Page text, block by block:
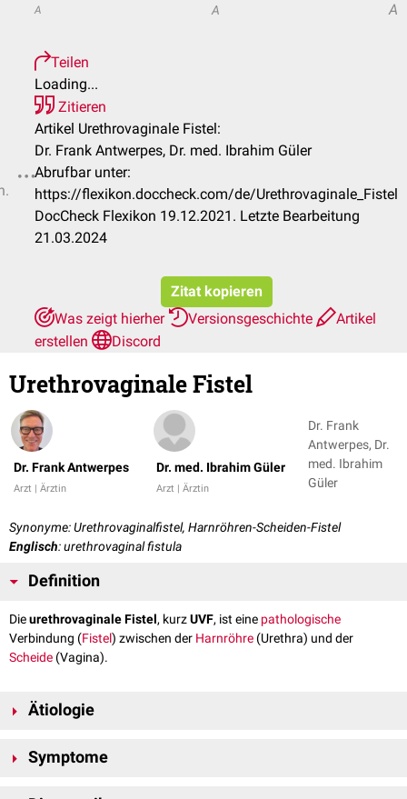
A A A
Teilen
Loading...
Zitieren
Artikel Urethrovaginale Fistel:
Dr. Frank Antwerpes, Dr. med. Ibrahim Güler
Abrufbar unter:
https://flexikon.doccheck.com/de/Urethrovaginale_Fistel
DocCheck Flexikon 19.12.2021. Letzte Bearbeitung
21.03.2024
Zitat kopieren
Was zeigt hierher
Versionsgeschichte
Artikel
erstellen
Discord
Urethrovaginale Fistel
Dr. Frank Antwerpes
Arzt | Ärztin
Dr. med. Ibrahim Güler
Arzt | Ärztin
Dr. Frank
Antwerpes, Dr.
med. Ibrahim
Güler
Synonyme: Urethrovaginalfistel, Harnröhren-Scheiden-Fistel
Englisch: urethrovaginal fistula
Definition
Dieurethrovaginale Fistel, kurzUVF, ist eine pathologische
Verbindung (Fistel) zwischen der Harnröhre (Urethra) und der
Scheide (Vagina).
Ätiologie
Operationen(Vaginalplastik
Symptome